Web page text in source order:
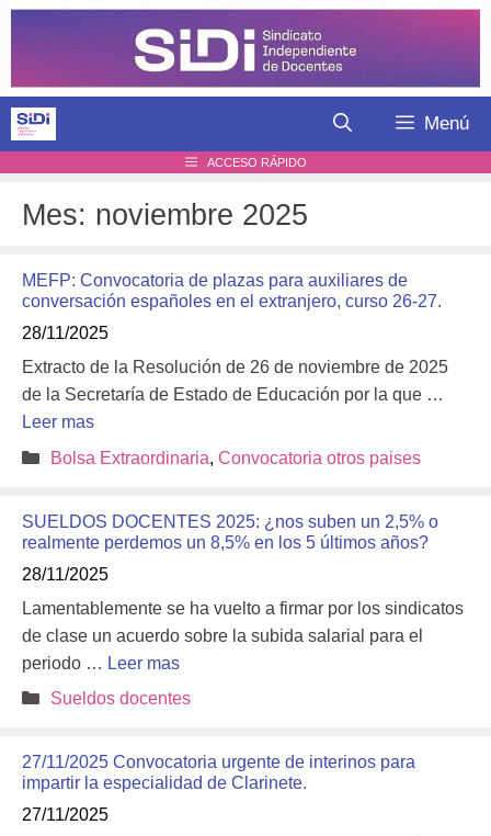
Saltar
Menú
ACCESO RÁPIDO
Mes: noviembre 2025
MEFP: Convocatoria de plazas para auxiliares de
conversación españoles en el extranjero, curso 26-27.
28/11/2025
Extracto de la Resolución de 26 de noviembre de 2025
de la Secretaría de Estado de Educación por la que …
Leer mas
Categorías
Bolsa Extraordinaria, Convocatoria otros paises
SUELDOS DOCENTES 2025: ¿nos suben un 2,5% o
realmente perdemos un 8,5% en los 5 últimos años?
28/11/2025
Lamentablemente se ha vuelto a firmar por los sindicatos
de clase un acuerdo sobre la subida salarial para el
periodo … Leer mas
Categorías
Sueldos docentes
27/11/2025 Convocatoria urgente de interinos para
impartir la especialidad de Clarinete.
27/11/2025